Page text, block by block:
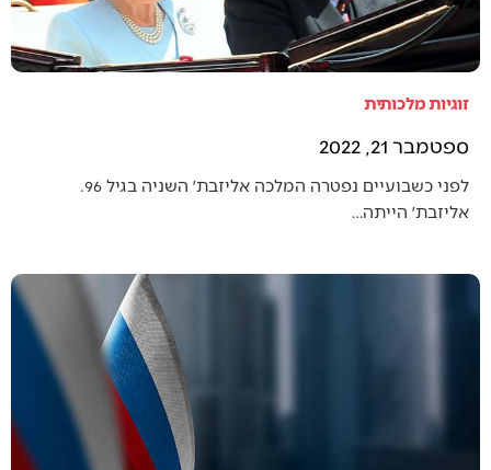
זוגיות מלכותית
ספטמבר 21, 2022
אליזבת׳ הייתה…